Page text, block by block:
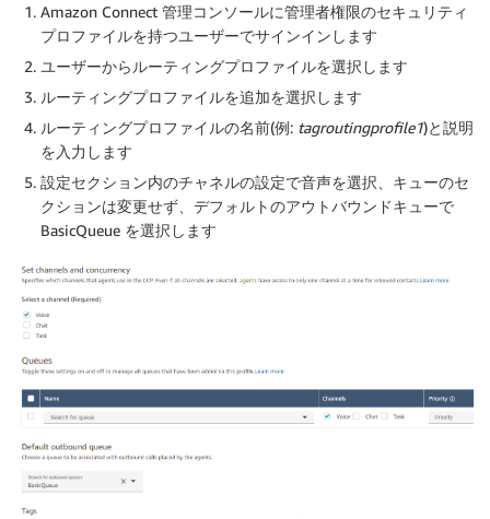
Amazon Connect 管理コンソールに管理者権限のセキュリティ
プロファイルを持つユーザーでサインインします
ユーザーから ルーティングプロファイルを選択します
ルーティングプロファイルを追加を選択します
ルーティングプロファイルの名前(例: tagroutingprofile1)と説明
を入力します
設定セクション内のチャネルの設定で音声を選択、 キューのセ
クションは変更せず、 デフォルトのアウトバウンドキューで
BasicQueue を選択します